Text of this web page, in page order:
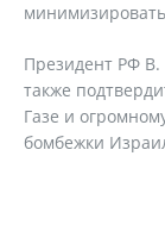
Президент РФ В.
также
Газе и
бомбежки